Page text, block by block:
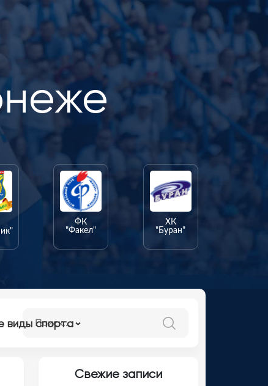
ФК
"Факел"
ХК
"Буран"
виды спорта
Свежие записи